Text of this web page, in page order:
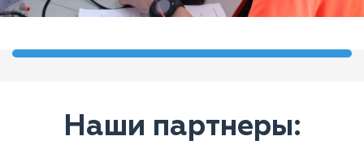
Наши партнеры: